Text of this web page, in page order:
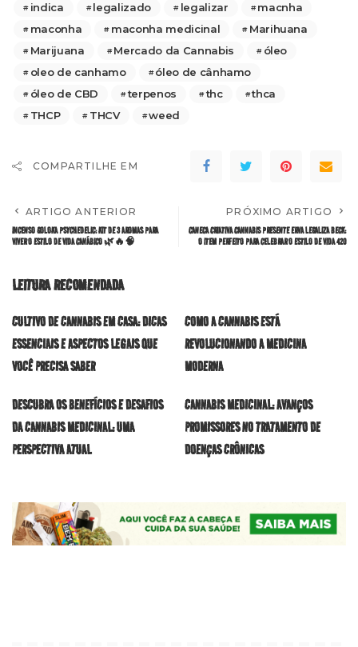
indica
legalizado legalizar
macnha
maconha
maconha medicinal
Marihuana
Marijuana
Mercado da Cannabis
óleo
oleo de canhamo
óleo de cânhamo
óleo de CBD
terpenos thc
thca
THCP
THCV weed
COMPARTILHE EM
ARTIGO ANTERIOR
INCENSO GOLOKA PSYCHEDELIC: KIT DE 3 AROMAS PARA
VIVER O ESTILO DE VIDA CANÁBICO 🌿🔥🧠
PRÓXIMO ARTIGO
CANECA CRIATIVA CANNABIS PRESENTE ERVA LEGALIZA BECK:
O ITEM PERFEITO PARA CELEBRAR O ESTILO DE VIDA 420
LEITURA RECOMENDADA
CULTIVO DE CANNABIS EM CASA: DICAS
ESSENCIAIS E ASPECTOS LEGAIS QUE
VOCÊ PRECISA SABER
COMO A CANNABIS ESTÁ
REVOLUCIONANDO A MEDICINA
MODERNA
DESCUBRA OS BENEFÍCIOS E DESAFIOS
DA CANNABIS MEDICINAL: UMA
PERSPECTIVA ATUAL
CANNABIS MEDICINAL: AVANÇOS
PROMISSORES NO TRATAMENTO DE
DOENÇAS CRÔNICAS